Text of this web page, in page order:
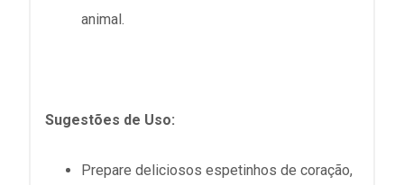
animal.
Sugestões de Uso:
Prepare deliciosos espetinhos de coração,